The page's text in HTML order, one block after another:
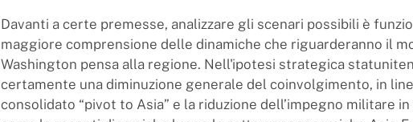
Davanti a certe premesse, analizzare gli scenari possibili è
maggiore comprensione delle dinamiche che riguarderanno il
Washington pensa alla regione. Nell'ipotesi strategica
certamente una diminuzione generale del coinvolgimento, in
consolidato “pivot to Asia” e la riduzione dell’impegno militare in